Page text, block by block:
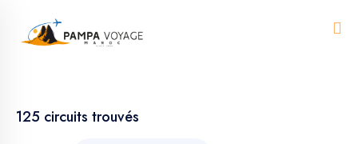
125 circuits trouvés